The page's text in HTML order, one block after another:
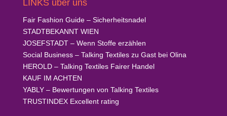
LINKS über uns
Fair Fashion Guide– Sicherheitsnadel
STADTBEKANNTWIEN
JOSEFSTADT– Wenn Stoffe erzählen
Social Business– Talking Textiles zu Gast bei Olina
HEROLD– Talking Textiles Fairer Handel
KAUF IM ACHTEN
YABLY– Bewertungen von Talking Textiles
TRUSTINDEXExcellent rating